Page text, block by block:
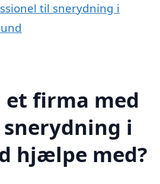
til snerydning i
et firma med
i
hjælpe med?